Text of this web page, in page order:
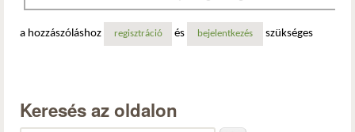
a hozzászóláshoz regisztráció és bejelentkezés szükséges
Keresés az oldalon